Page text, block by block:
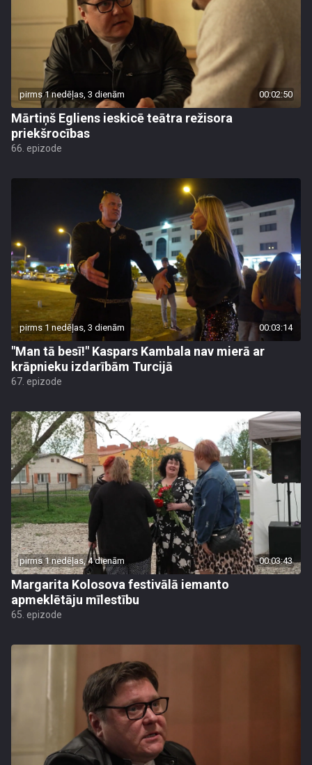
pirms 1 nedēļas, 3 dienām 00:02:50
Mārtiņš Egliens ieskicē teātra režisora
priekšrocības
66. epizode
pirms 1 nedēļas, 3 dienām 00:03:14
"Man tā besī!" Kaspars Kambala nav mierā ar
krāpnieku izdarībām Turcijā
67. epizode
pirms 1 nedēļas, 4 dienām 00:03:43
Margarita Kolosova festivālā iemanto
apmeklētāju mīlestību
65. epizode